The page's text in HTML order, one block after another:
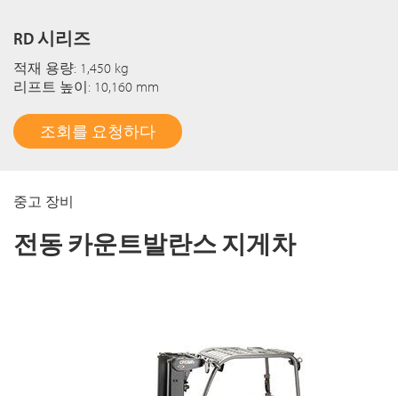
RD 시리즈
적재 용량: 1,450 kg
리프트 높이: 10,160 mm
조회를 요청하다
중고 장비
전동 카운트발란스 지게차